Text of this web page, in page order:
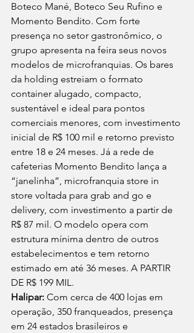
Boteco Mané, Boteco Seu Rufino e
Momento Bendito. Com forte
presença no setor gastronômico, o
grupo apresenta na feira seus novos
modelos de microfranquias. Os bares
da holding estreiam o formato
container alugado, compacto,
sustentável e ideal para pontos
comerciais menores, com investimento
inicial de R$ 100 mil e retorno previsto
entre 18 e 24 meses. Já a rede de
cafeterias Momento Bendito lança a
“janelinha”, microfranquia store in
store voltada para grab and go e
delivery, com investimento a partir de
R$ 87 mil. O modelo opera com
estrutura mínima dentro de outros
estabelecimentos e tem retorno
estimado em até 36 meses. A PARTIR
DE R$ 199 MIL.
Halipar: Com cerca de 400 lojas em
operação, 350 franqueados, presença
em 24 estados brasileiros e